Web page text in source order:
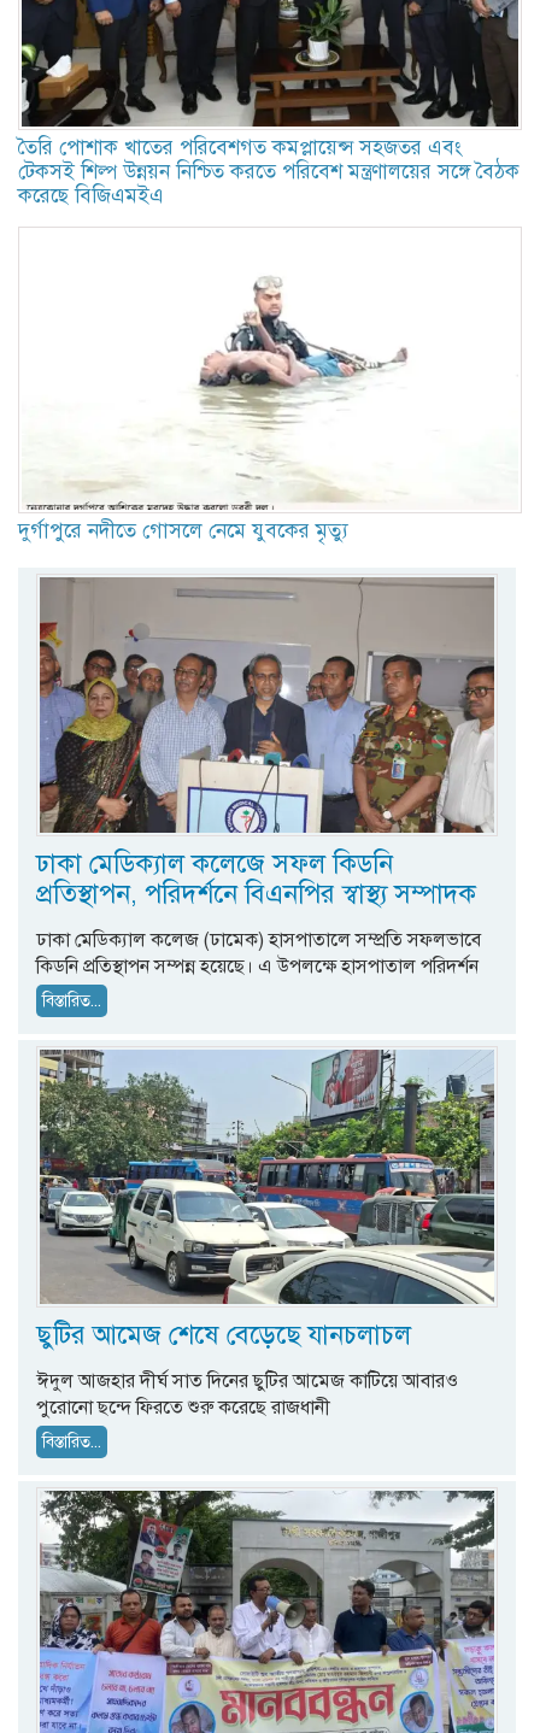
তৈরি পোশাক খাতের পরিবেশগত কমপ্লায়েন্স সহজতর এবং
টেকসই শিল্প উন্নয়ন নিশ্চিত করতে পরিবেশ মন্ত্রণালয়ের সঙ্গে বৈঠক
করেছে বিজিএমইএ
দুর্গাপুরে নদীতে গোসলে নেমে যুবকের মৃত্যু
ঢাকা মেডিক্যাল কলেজে সফল কিডনি
প্রতিস্থাপন, পরিদর্শনে বিএনপির স্বাস্থ্য সম্পাদক
ঢাকা মেডিক্যাল কলেজ (ঢামেক) হাসপাতালে সম্প্রতি সফলভাবে
কিডনি প্রতিস্থাপন সম্পন্ন হয়েছে। এ উপলক্ষে হাসপাতাল পরিদর্শন
বিস্তারিত...
ছুটির আমেজ শেষে বেড়েছে যানচলাচল
ঈদুল আজহার দীর্ঘ সাত দিনের ছুটির আমেজ কাটিয়ে আবারও
পুরোনো ছন্দে ফিরতে শুরু করেছে রাজধানী
বিস্তারিত...